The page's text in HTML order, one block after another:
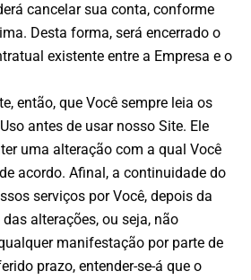
cancelar sua conta, conforme
Desta forma, será encerrado o
existente entre a Empresa e o
então, que Você sempre leia os
antes de usar nosso Site. Ele
uma alteração com a qual Você
acordo. Afinal, a continuidade do
serviços por Você, depois da
alterações, ou seja, não
manifestação por parte de
prazo, entender-se-á que o